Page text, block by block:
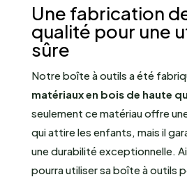
Une fabrication
qualité pour une
sûre
Notre boîte à outils a été
matériaux en bois de haute
seulement ce matériau offre
qui attire les enfants, mais il
une durabilité exceptionnelle.
pourra utiliser sa boîte à outils